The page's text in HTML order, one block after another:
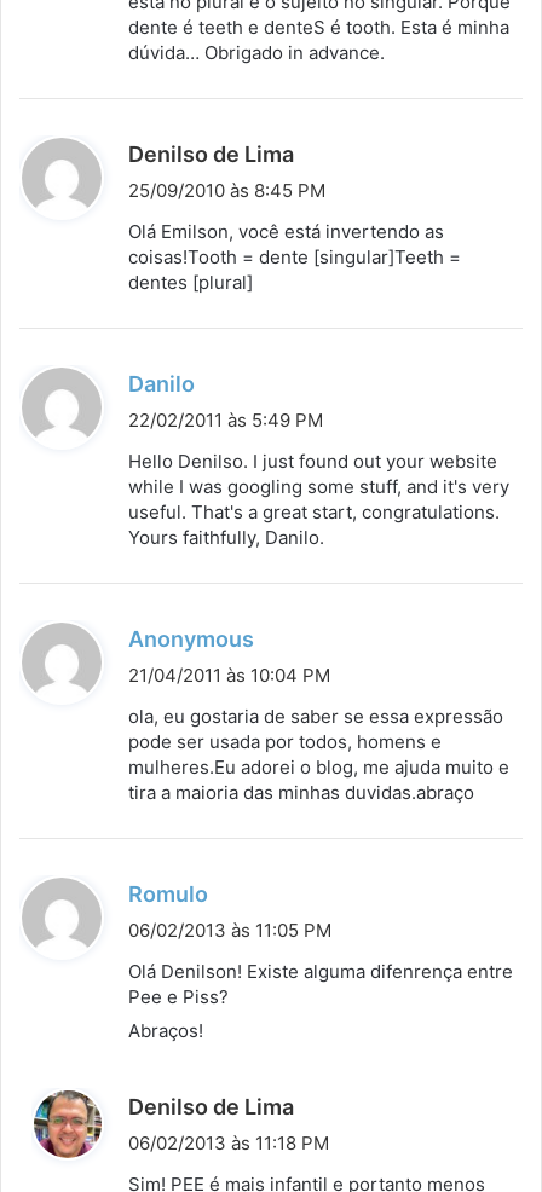
:
dente é teeth e denteS é tooth. Esta é minha
dúvida… Obrigado in advance.
Denilso de Lima
s
25/09/2010 às 8:45 PM
Olá Emilson, você está invertendo as
coisas!Tooth = dente [singular]Teeth =
dentes [plural]
Danilo
i
s
e
:
22/02/2011 às 5:49 PM
Hello Denilso. I just found out your website
while I was googling some stuff, and it's very
useful. That's a great start, congratulations.
Yours faithfully, Danilo.
Anonymous
i
s
e
:
21/04/2011 às 10:04 PM
ola, eu gostaria de saber se essa expressão
pode ser usada por todos, homens e
mulheres.Eu adorei o blog, me ajuda muito e
tira a maioria das minhas duvidas.abraço
Romulo
i
s
06/02/2013 às 11:05 PM
Olá Denilson! Existe alguma difenrença entre
Pee e Piss?
Abraços!
Denilso de Lima
i
06/02/2013 às 11:18 PM
Sim! PEE é mais infantil e portanto menos